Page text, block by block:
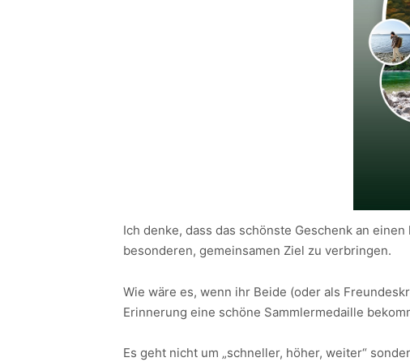
Ich denke, dass das schönste Geschenk an
besonderen, gemeinsamen Ziel zu verbringen.
Wie wäre es, wenn ihr Beide (oder als
Erinnerung eine schöne Sammlermedaille
Es geht nicht um „schneller, höher, weiter“